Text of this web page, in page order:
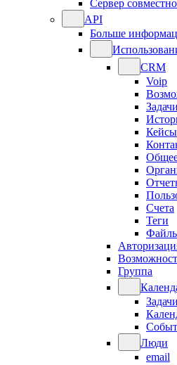
Сервер
API
Больше
CRM
Voip
Задачи
Кейсы
Счета
Теги
Группа
Задачи
Люди
email